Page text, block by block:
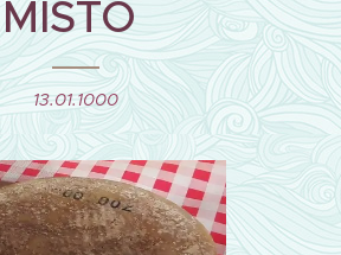
MISTO
13.01.1000